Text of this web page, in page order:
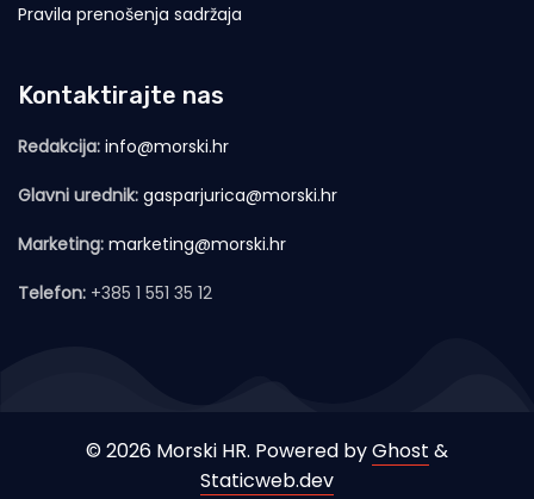
Pravila prenošenja sadržaja
Kontaktirajte nas
Redakcija: info@morski.hr
Glavni urednik: gasparjurica@morski.hr
Marketing: marketing@morski.hr
Telefon: +385 1 551 35 12
© 2026 Morski HR. Powered byGhost &
Staticweb.dev